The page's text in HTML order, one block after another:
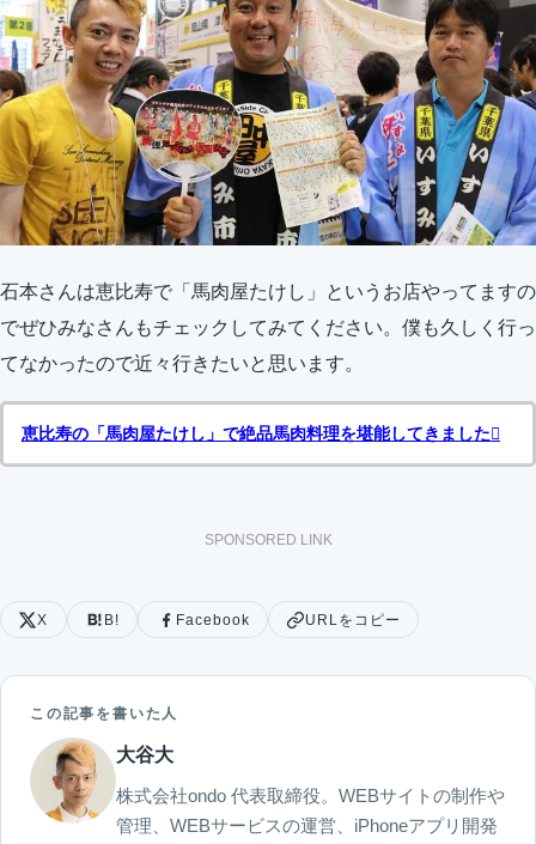
石本さんは恵比寿で「馬肉屋たけし」というお店やってますの
でぜひみなさんもチェックしてみてください。僕も久しく行っ
てなかったので近々行きたいと思います。
恵比寿の「馬肉屋たけし」で絶品馬肉料理を堪能してきました
SPONSORED LINK
X B! Facebook URLをコピー
この記事を書いた人
大谷大
株式会社ondo 代表取締役。WEBサイトの制作や
管理、WEBサービスの運営、iPhoneアプリ開発